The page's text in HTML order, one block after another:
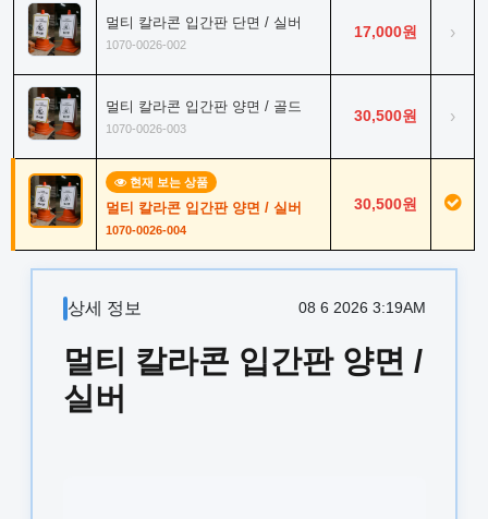
멀티 칼라콘 입간판 단면 / 실버
1070-0026-002
17,000원 ›
멀티 칼라콘 입간판 양면 / 골드
1070-0026-003
30,500원 ›
현재 보는 상품
멀티 칼라콘 입간판 양면 / 실버
1070-0026-004
30,500원
상세 정보 08 6 2026 3:19AM
멀티 칼라콘 입간판 양면 /
실버